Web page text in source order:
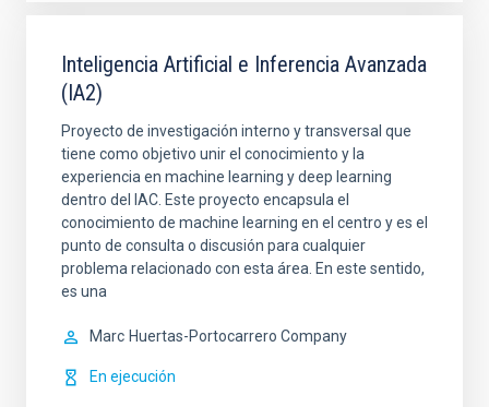
Inteligencia Artificial e Inferencia Avanzada
(IA2)
Proyecto de investigación interno y transversal que
tiene como objetivo unir el conocimiento y la
experiencia en machine learning y deep learning
dentro del IAC. Este proyecto encapsula el
conocimiento de machine learning en el centro y es el
punto de consulta o discusión para cualquier
problema relacionado con esta área. En este sentido,
es una
Marc Huertas-Portocarrero Company
En ejecución